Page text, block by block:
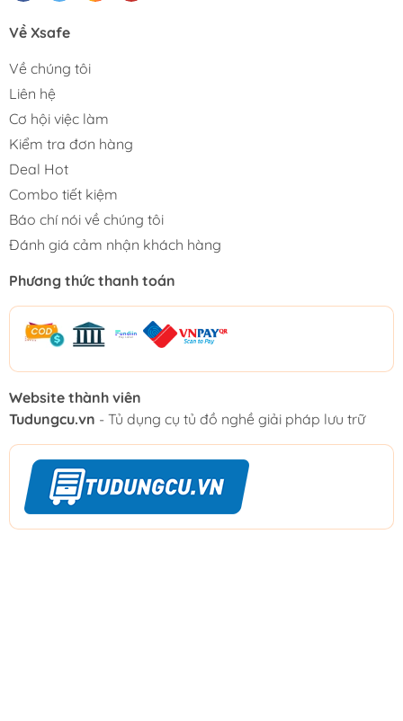
Về Xsafe
Về chúng tôi
Liên hệ
Cơ hội việc làm
Kiểm tra đơn hàng
Deal Hot
Combo tiết kiệm
Báo chí nói về chúng tôi
Đánh giá cảm nhận khách hàng
Phương thức thanh toán
Website thành viên
Tudungcu.vn - Tủ dụng cụ tủ đồ nghề giải pháp lưu trữ